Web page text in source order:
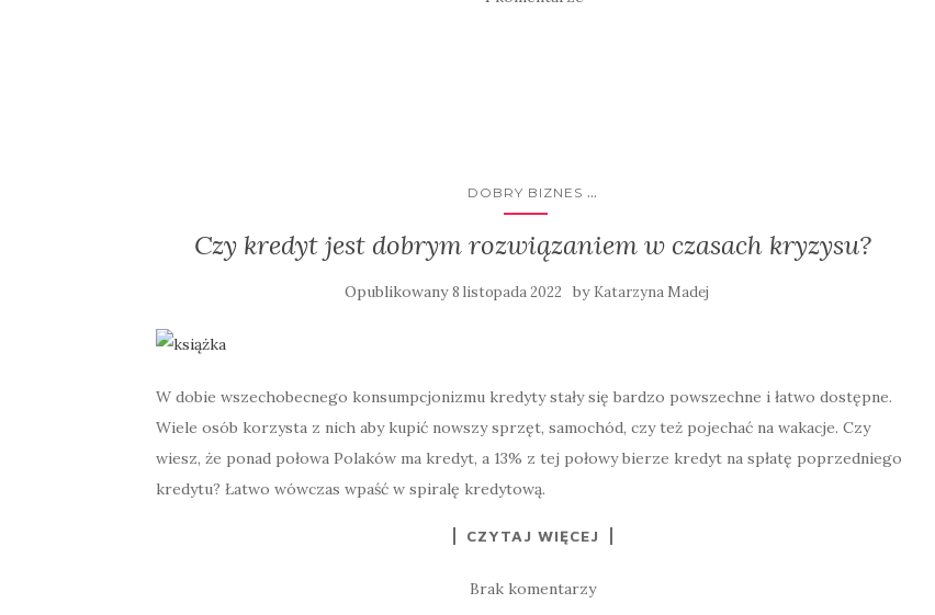
DOBRY BIZNES ...
Czy kredyt jest dobrym rozwiązaniem w czasach kryzysu?
Opublikowany8 listopada 2022 by Katarzyna Madej
W dobie wszechobecnego konsumpcjonizmu kredyty stały się bardzo powszechne i łatwo dostępne.
Wiele osób korzysta z nich aby kupić nowszy sprzęt, samochód, czy też pojechać na wakacje. Czy
wiesz, że ponad połowa Polaków ma kredyt, a 13% z tej połowy bierze kredyt na spłatę poprzedniego
kredytu? Łatwo wówczas wpaść w spiralę kredytową.
CZYTAJ WIĘCEJ
Brak komentarzy